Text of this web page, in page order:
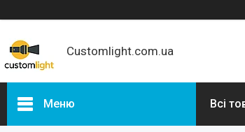
Customlight.com.ua
Меню Всі